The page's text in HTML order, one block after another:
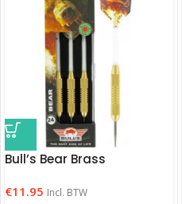
Bull’s Bear Brass
€11.95 Incl. BTW